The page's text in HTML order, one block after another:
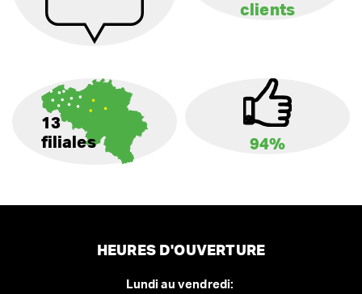
clients
13
filiales
94%
HEURES D'OUVERTURE
Lundi au vendredi: